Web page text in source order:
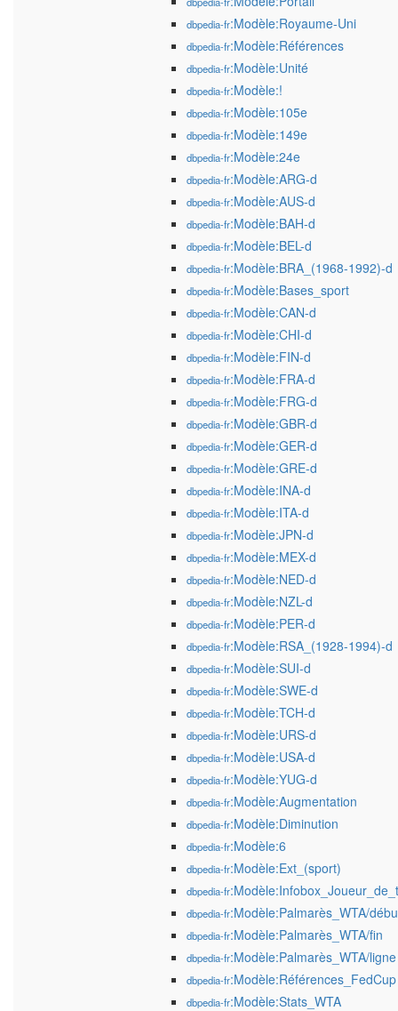
dbpedia-fr:Modèle:Royaume-Uni
dbpedia-fr:Modèle:Références
dbpedia-fr:Modèle:Unité
dbpedia-fr:Modèle:!
dbpedia-fr:Modèle:105e
dbpedia-fr:Modèle:149e
dbpedia-fr:Modèle:24e
dbpedia-fr:Modèle:ARG-d
dbpedia-fr:Modèle:AUS-d
dbpedia-fr:Modèle:BAH-d
dbpedia-fr:Modèle:BEL-d
dbpedia-fr:Modèle:BRA_(1968-1992)-d
dbpedia-fr:Modèle:Bases_sport
dbpedia-fr:Modèle:CAN-d
dbpedia-fr:Modèle:CHI-d
dbpedia-fr:Modèle:FIN-d
dbpedia-fr:Modèle:FRA-d
dbpedia-fr:Modèle:FRG-d
dbpedia-fr:Modèle:GBR-d
dbpedia-fr:Modèle:GER-d
dbpedia-fr:Modèle:GRE-d
dbpedia-fr:Modèle:INA-d
dbpedia-fr:Modèle:ITA-d
dbpedia-fr:Modèle:JPN-d
dbpedia-fr:Modèle:MEX-d
dbpedia-fr:Modèle:NED-d
dbpedia-fr:Modèle:NZL-d
dbpedia-fr:Modèle:PER-d
dbpedia-fr:Modèle:RSA_(1928-1994)-d
dbpedia-fr:Modèle:SUI-d
dbpedia-fr:Modèle:SWE-d
dbpedia-fr:Modèle:TCH-d
dbpedia-fr:Modèle:URS-d
dbpedia-fr:Modèle:USA-d
dbpedia-fr:Modèle:YUG-d
dbpedia-fr:Modèle:Augmentation
dbpedia-fr:Modèle:Diminution
dbpedia-fr:Modèle:6
dbpedia-fr:Modèle:Ext_(sport)
dbpedia-fr
dbpedia-fr:Modèle:Palmarès_WTA/
dbpedia-fr:Modèle:Palmarès_WTA/fin
dbpedia-fr:Modèle:Palmarès_WTA/ligne
dbpedia-fr:Modèle:Références_FedCup
dbpedia-fr:Modèle:Stats_WTA